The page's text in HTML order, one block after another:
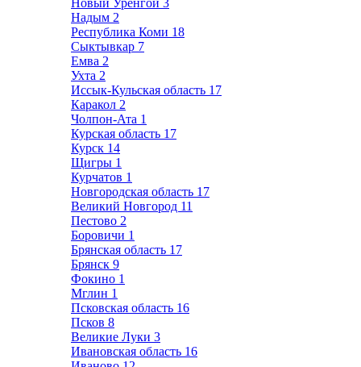
Новый Уренгой 3
Надым 2
Республика Коми 18
Сыктывкар 7
Емва 2
Ухта 2
Иссык-Кульская область 17
Каракол 2
Чолпон-Ата 1
Курская область 17
Курск 14
Щигры 1
Курчатов 1
Новгородская область 17
Великий Новгород 11
Пестово 2
Боровичи 1
Брянская область 17
Брянск 9
Фокино 1
Мглин 1
Псковская область 16
Псков 8
Великие Луки 3
Ивановская область 16